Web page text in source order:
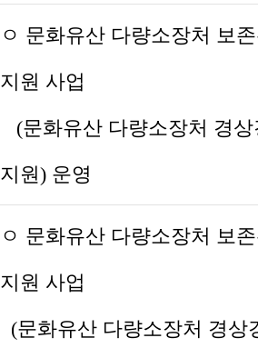
ㅇ 문화유산 다량소장처 보
지원 사업
(문화유산 다량소장처 경상
지원) 운영
ㅇ 문화유산 다량소장처 보
지원 사업
(문화유산 다량소장처 경상